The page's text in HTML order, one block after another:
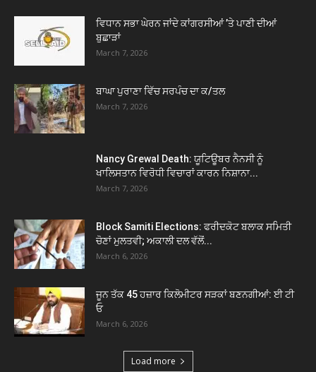
ਵਿਧਾਨ ਸਭਾ ਘੇਰਨ ਜਾਂਦੇ ਕਾਂਗਰਸੀਆਂ ’ਤੇ ਪਾਣੀ ਦੀਆਂ
ਬੁਛਾੜਾਂ
March 7, 2026
ਬਾਘਾ ਪੁਰਾਣਾ ਵਿੱਚ ਸਰਪੰਚ ਦਾ ਕ/ਤਲ
March 7, 2026
Nancy Grewal Death: ਯੂਟਿਊਬਰ ਨੈਨਸੀ ਨੂੰ
ਖਾਲਿਸਤਾਨ ਵਿਰੋਧੀ ਵਿਚਾਰਾਂ ਕਾਰਨ ਨਿਸ਼ਾਨਾ...
March 7, 2026
Block Samiti Elections: ਫਰੀਦਕੋਟ ਬਲਾਕ ਸਮਿਤੀ
ਚੋਣਾਂ ਮੁਲਤਵੀ; ਅਕਾਲੀ ਦਲ ਵੱਲੋਂ...
March 6, 2026
ਜੂਨ ਤੱਕ 45 ਹਜ਼ਾਰ ਕਿਲੋਮੀਟਰ ਸੜਕਾਂ ਬਣਨਗੀਆਂ: ਈ ਟੀ
ਓ
March 6, 2026
Load more